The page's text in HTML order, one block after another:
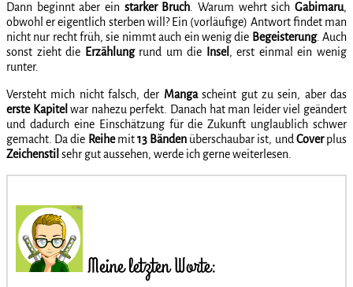
Dann beginnt aber ein starker Bruch . Warum wehrt sichGabimaru,
obwohl er eigentlich sterben will? Ein (vorläufige) Antwort findet man
nicht nur recht früh, sie nimmt auch ein wenig die Begeisterung. Auch
sonst zieht die Erzählungrund um die Insel , erst einmal ein wenig
runter.
Versteht mich nicht falsch, der Mangascheint gut zu sein, aber das
erste Kapitel war nahezu perfekt. Danach hat man leider viel geändert
und dadurch eine Einschätzung für die Zukunft unglaublich schwer
gemacht. Da die Reihemit13 Bänden überschaubar ist, und Coverplus
Zeichenstil sehr gut aussehen, werde ich gerne weiterlesen.
Meine letzten Worte: